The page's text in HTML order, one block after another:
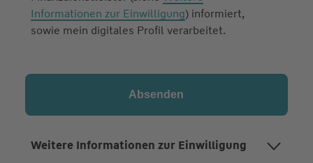
Informationen zur Einwilligung) informiert,
sowie mein digitales Profil verarbeitet.
Weitere Informationen zur Einwilligung